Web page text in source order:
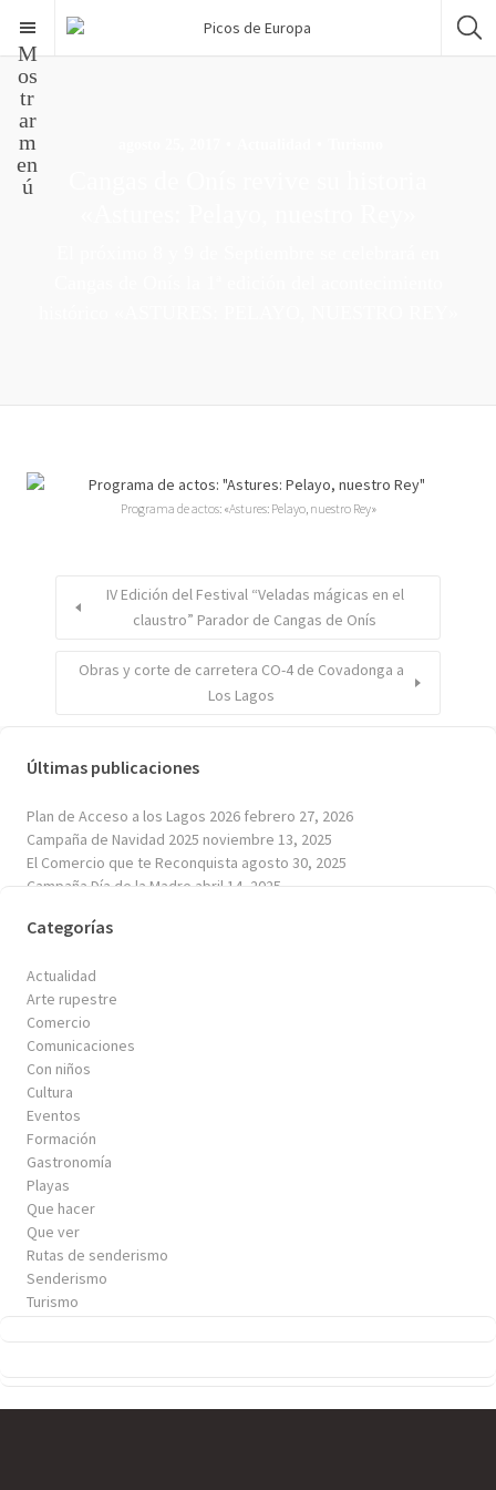
M
os
tr
ar
m
en
ú
Programa de actos: «Astures: Pelayo, nuestro Rey»
IV Edición del Festival “Veladas mágicas en el
claustro” Parador de Cangas de Onís
Obras y corte de carretera CO-4 de Covadonga a
Los Lagos
Últimas publicaciones
Plan de Acceso a los Lagos 2026 febrero 27, 2026
Campaña de Navidad 2025 noviembre 13, 2025
El Comercio que te Reconquista agosto 30, 2025
Campaña Día de la Madre abril 14, 2025
Categorías
Actualidad
Arte rupestre
Comercio
Comunicaciones
Con niños
Cultura
Eventos
Formación
Gastronomía
Playas
Que hacer
Que ver
Rutas de senderismo
Senderismo
Turismo